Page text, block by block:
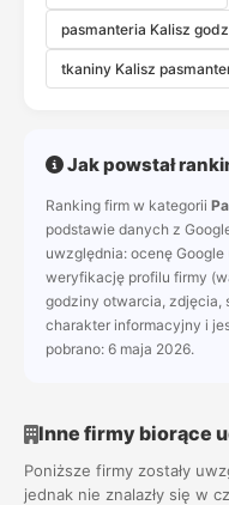
pasmanteria Kalisz
tkaniny Kalisz
Jak powstał
Ranking firm w kategorii
podstawie danych z
uwzględnia: ocenę
weryfikację profilu firmy
godziny otwarcia, zdjęcia,
charakter informacyjny i
pobrano: 6 maja 2026.
Inne firmy biorące
Poniższe firmy zostały
jednak nie znalazły się w